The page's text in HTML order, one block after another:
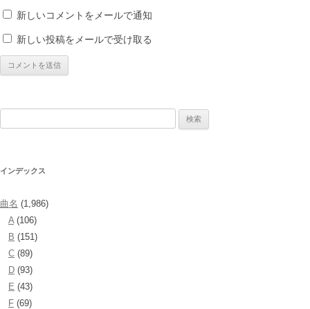
新しいコメントをメールで通知
新しい投稿をメールで受け取る
インデックス
曲名 (1,986)
A(106)
B (151)
C (89)
D (93)
E (43)
F (69)